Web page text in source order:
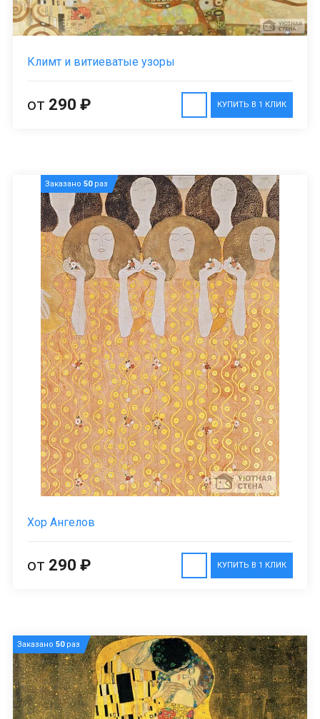
Климт и витиеватые узоры
КУПИТЬ В 1 КЛИК
от 290 ₽
Заказано 50раз
Хор Ангелов
КУПИТЬ В 1 КЛИК
от 290 ₽
Заказано 50раз